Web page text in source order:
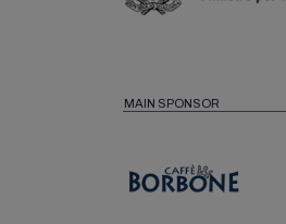
MAIN SPONSOR